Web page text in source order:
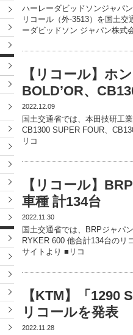
ハーレーダビッドソンジャパ
リコール（外-3513）を国土
ーダビッドソン ジャパン株式
【リコール】ホ
BOLD’OR、
2022.12.09
国土交通省では、本田技研工
CB1300 SUPER FOUR、
リコ
【リコール】
車種 計134台
2022.11.30
国土交通省では、BRPジャパ
RYKER 600 他合計134台のリ
サイトより ■リコ
【KTM】「1290
リコールを発表
2022.11.28